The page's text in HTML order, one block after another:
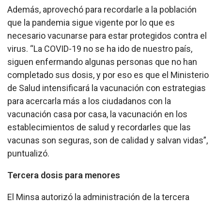
Además, aprovechó para recordarle a la población
que la pandemia sigue vigente por lo que es
necesario vacunarse para estar protegidos contra el
virus. “La COVID-19 no se ha ido de nuestro país,
siguen enfermando algunas personas que no han
completado sus dosis, y por eso es que el Ministerio
de Salud intensificará la vacunación con estrategias
para acercarla más a los ciudadanos con la
vacunación casa por casa, la vacunación en los
establecimientos de salud y recordarles que las
vacunas son seguras, son de calidad y salvan vidas”,
puntualizó.
Tercera dosis para menores
El Minsa autorizó la administración de la tercera